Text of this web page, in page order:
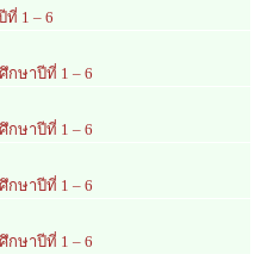
1 – 6
ษาปีที่ 1 – 6
ษาปีที่ 1 – 6
ษาปีที่ 1 – 6
ษาปีที่ 1 – 6